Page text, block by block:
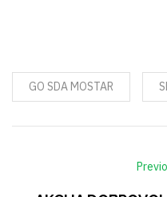
GO SDA MOSTAR